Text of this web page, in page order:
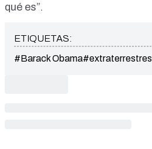
qué es”.
ETIQUETAS:
#Barack Obama#extraterrestres